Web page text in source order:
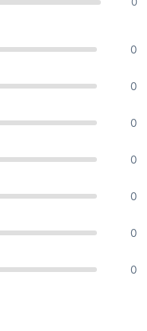
0
0
0
0
0
0
0